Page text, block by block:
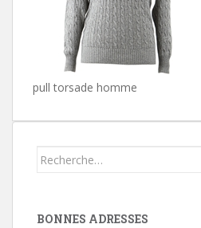
pull torsade homme
Search
BONNES ADRESSES